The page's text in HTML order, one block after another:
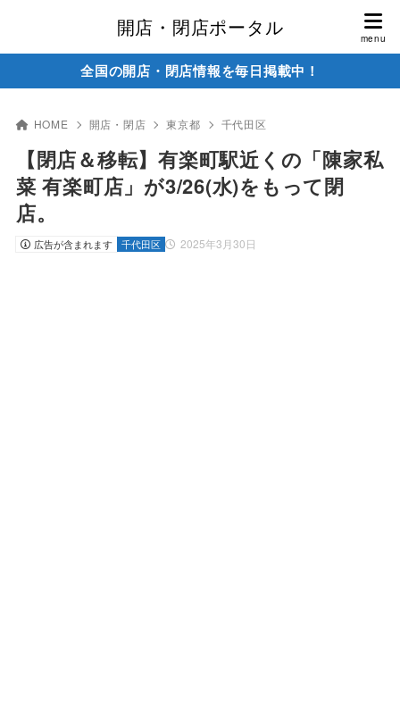
開店・閉店ポータル
全国の開店・閉店情報を毎日掲載中！
HOME 開店・閉店 東京都 千代田区
【閉店＆移転】有楽町駅近くの「陳家私
菜 有楽町店」が3/26(水)をもって閉
店。
広告が含まれます 千代田区 2025年3月30日